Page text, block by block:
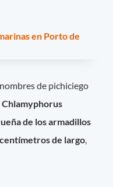
en Porto de
de pichiciego
Chlamyphorus
de los armadillos
de largo,